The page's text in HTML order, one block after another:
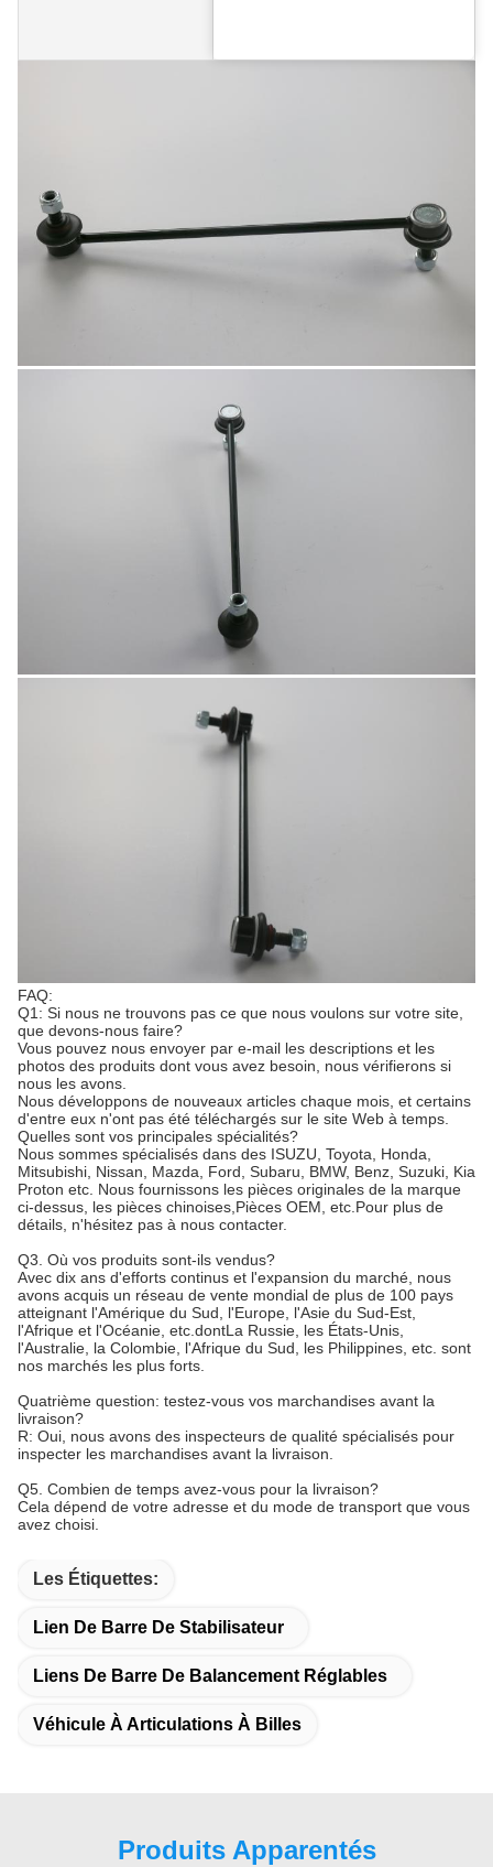
FAQ:
Q1: Si nous ne trouvons pas ce que nous voulons sur votre site,
que devons-nous faire?
Vous pouvez nous envoyer par e-mail les descriptions et les
photos des produits dont vous avez besoin, nous vérifierons si
nous les avons.
Nous développons de nouveaux articles chaque mois, et certains
d'entre eux n'ont pas été téléchargés sur le site Web à temps.
Quelles sont vos principales spécialités?
Nous sommes spécialisés dans des ISUZU, Toyota, Honda,
Mitsubishi, Nissan, Mazda, Ford, Subaru, BMW, Benz, Suzuki, Kia
Proton etc. Nous fournissons les pièces originales de la marque
ci-dessus, les pièces chinoises,Pièces OEM, etc.Pour plus de
détails, n'hésitez pas à nous contacter.
Q3. Où vos produits sont-ils vendus?
Avec dix ans d'efforts continus et l'expansion du marché, nous
avons acquis un réseau de vente mondial de plus de 100 pays
atteignant l'Amérique du Sud, l'Europe, l'Asie du Sud-Est,
l'Afrique et l'Océanie, etc.dontLa Russie, les États-Unis,
l'Australie, la Colombie, l'Afrique du Sud, les Philippines, etc. sont
nos marchés les plus forts.
Quatrième question: testez-vous vos marchandises avant la
livraison?
R: Oui, nous avons des inspecteurs de qualité spécialisés pour
inspecter les marchandises avant la livraison.
Q5. Combien de temps avez-vous pour la livraison?
Cela dépend de votre adresse et du mode de transport que vous
avez choisi.
Les Étiquettes:
Lien De Barre De Stabilisateur
Liens De Barre De Balancement Réglables
Véhicule À Articulations À Billes
Produits Apparentés